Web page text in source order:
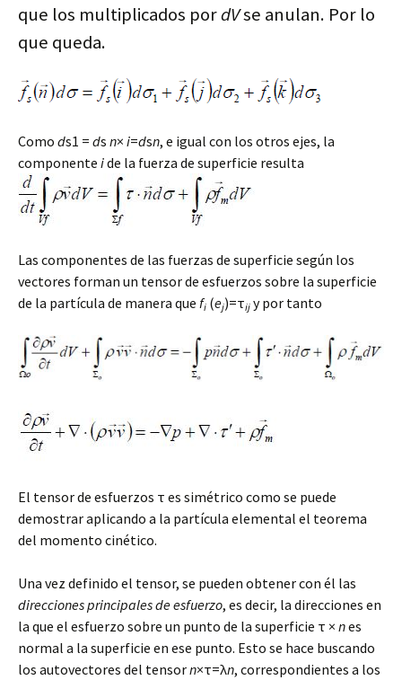
que los multiplicados pordVse anulan. Por lo
que queda.
Como ds1 = ds n× i=dsn, e igual con los otros ejes, la
componente ide la fuerza de superficie resulta
Las componentes de las fuerzas de superficie según los
vectores forman un tensor de esfuerzos sobre la superficie
de la partícula de manera que fi (ej)=τij y por tanto
El tensor de esfuerzos τ es simétrico como se puede
demostrar aplicando a la partícula elemental el teorema
del momento cinético.
Una vez definido el tensor, se pueden obtener con él las
direccionesprincipalesdeesfuerzo, es decir, la direcciones en
la que el esfuerzo sobre un punto de la superficie τ × nes
normal a la superficie en ese punto. Esto se hace buscando
los autovectores del tensorn×τ=λn, correspondientes a los